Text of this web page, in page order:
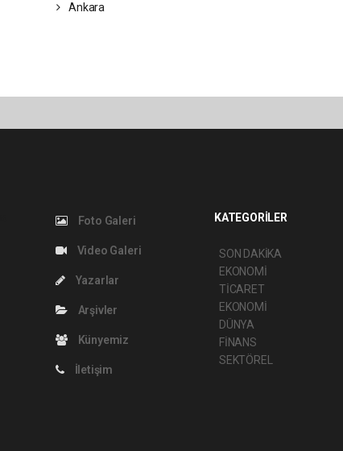
Ankara
Foto Galeri
Video Galeri
Yazarlar
Arşivler
Künyemiz
İletişim
KATEGORİLER
SON DAKİKA
EKONOMİ
TİCARET
EKONOMİ
DÜNYA
FİNANS
SEKTÖREL